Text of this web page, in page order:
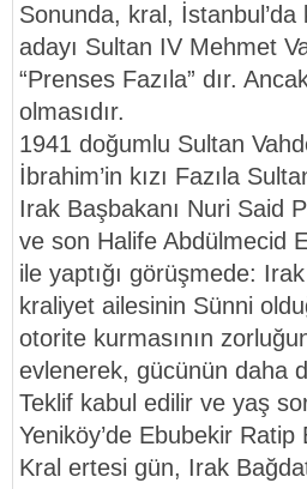
Sonunda, kral,
adayı Sultan IV Mehmet
“Prenses Fazıla” dır.
olmasıdır.
1941 doğumlu Sultan
İbrahim’in kızı Fazıla
Irak Başbakanı Nuri Said
ve son Halife Abdülmecid
ile yaptığı görüşmede:
kraliyet ailesinin Sünni
otorite kurmasının
evlenerek, gücünün daha
Teklif kabul edilir ve yaş
Yeniköy’de Ebubekir Ratip
Kral ertesi gün, Irak